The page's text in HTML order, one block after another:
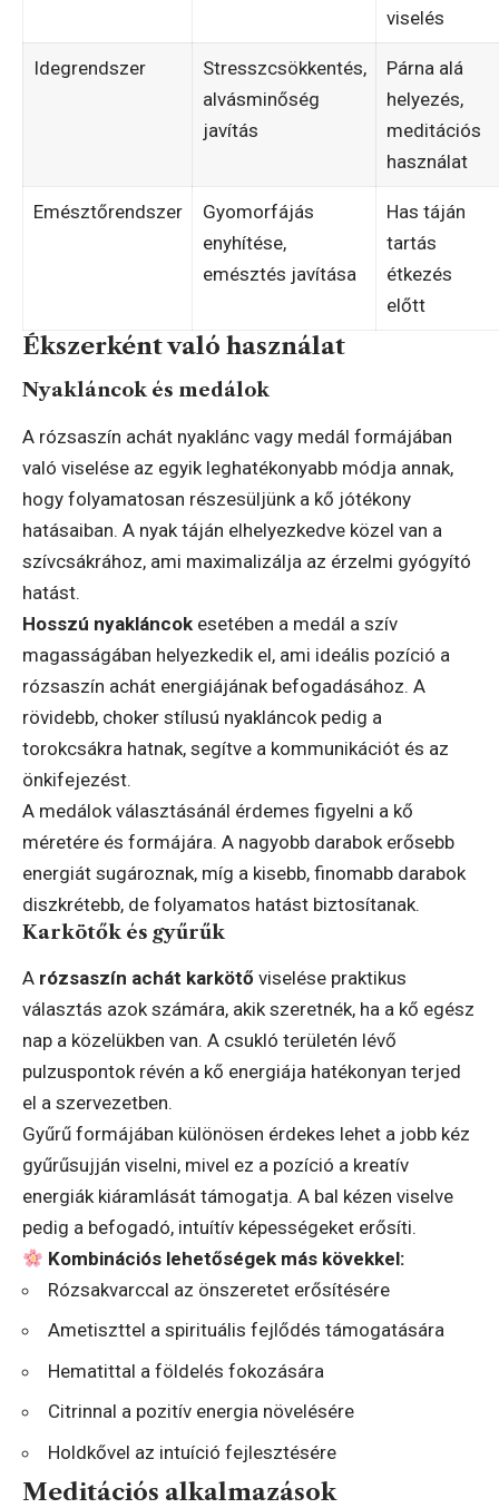
viselés
Idegrendszer
Stresszcsökkentés,
alvásminőség
javítás
Párna alá
helyezés,
meditációs
használat
Emésztőrendszer
Gyomorfájás
enyhítése,
emésztés javítása
Has táján
tartás
étkezés
előtt
Ékszerként való használat
Nyakláncok és medálok
A rózsaszín achát nyaklánc vagy medál formájában
való viselése az egyik leghatékonyabb módja annak,
hogy folyamatosan részesüljünk a kő jótékony
hatásaiban. A nyak táján elhelyezkedve közel van a
szívcsákrához, ami maximalizálja az érzelmi gyógyító
hatást.
Hosszú nyakláncok esetében a medál a szív
magasságában helyezkedik el, ami ideális pozíció a
rózsaszín achát energiájának befogadásához. A
rövidebb, choker stílusú nyakláncok pedig a
torokcsákra hatnak, segítve a kommunikációt és az
önkifejezést.
A medálok választásánál érdemes figyelni a kő
méretére és formájára. A nagyobb darabok erősebb
energiát sugároznak, míg a kisebb, finomabb darabok
diszkrétebb, de folyamatos hatást biztosítanak.
Karkötők és gyűrűk
A rózsaszín achát karkötő viselése praktikus
választás azok számára, akik szeretnék, ha a kő egész
nap a közelükben van. A csukló területén lévő
pulzuspontok révén a kő energiája hatékonyan terjed
el a szervezetben.
Gyűrű formájában különösen érdekes lehet a jobb kéz
gyűrűsujján viselni, mivel ez a pozíció a kreatív
energiák kiáramlását támogatja. A bal kézen viselve
pedig a befogadó, intuítív képességeket erősíti.
Kombinációs lehetőségek más kövekkel:
Rózsakvarccal az önszeretet erősítésére
Ametiszttel a spirituális fejlődés támogatására
Hematittal a földelés fokozására
Citrinnal a pozitív energia növelésére
Holdkővel az intuíció fejlesztésére
Meditációs alkalmazások